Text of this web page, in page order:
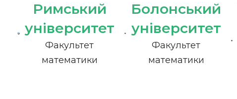
Римський
університет
Факультет
математики
Болонський
університет
Факультет
математики